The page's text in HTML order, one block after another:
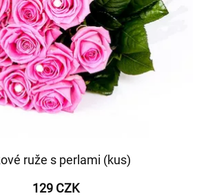
ruže s perlami (kus)
129 CZK